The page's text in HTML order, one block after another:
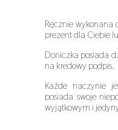
Ręcznie wykonana
prezent dla Ciebie
Doniczka posiada
na kredowy podpis.
Każde naczynie
posiada swoje
wyjątkowym i